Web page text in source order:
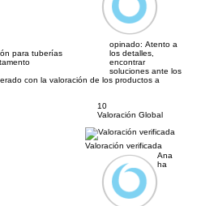
para tuberías
opinado: Atento a
los detalles,
encontrar
soluciones ante los
con la valoración de los productos a
10
Valoración Global
Valoración verificada
Ana
ha